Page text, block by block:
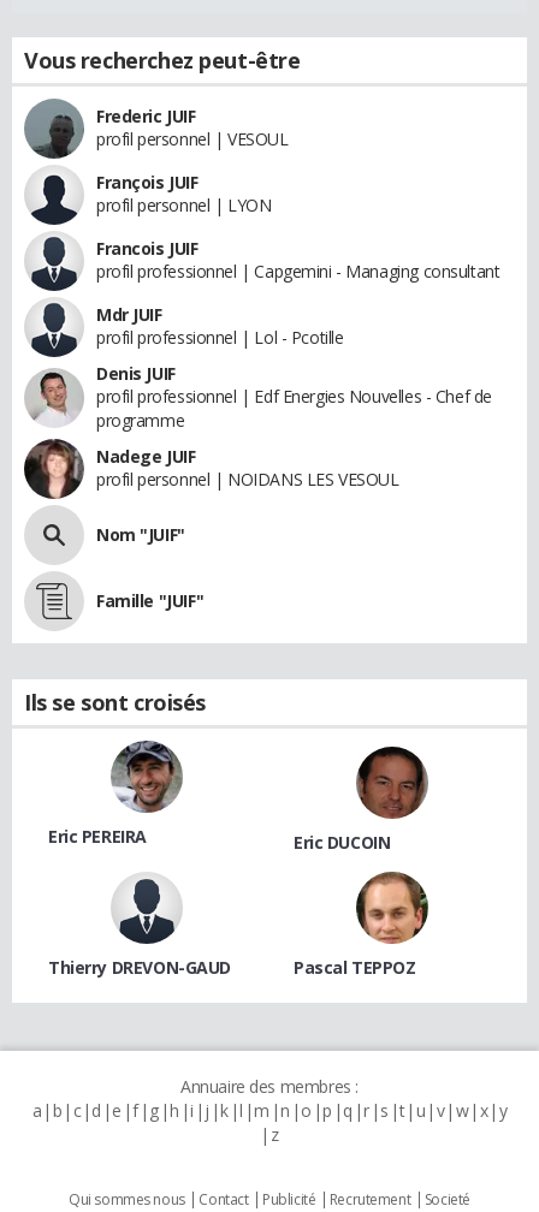
Vous recherchez peut-être
Frederic JUIF
profil personnel | VESOUL
François JUIF
profil personnel | LYON
Francois JUIF
profil professionnel | Capgemini - Managing consultant
Mdr JUIF
profil professionnel | Lol - Pcotille
Denis JUIF
profil professionnel | Edf Energies Nouvelles - Chef de
programme
Nadege JUIF
profil personnel | NOIDANS LES VESOUL
Nom "JUIF"
Famille "JUIF"
Ils se sont croisés
Eric PEREIRA Eric DUCOIN
Thierry DREVON-GAUD Pascal TEPPOZ
Annuaire des membres :
a b c d e f g h i j k l m n o p q r s t u v w x y
z
Qui sommes nous Contact Publicité Recrutement
Societé